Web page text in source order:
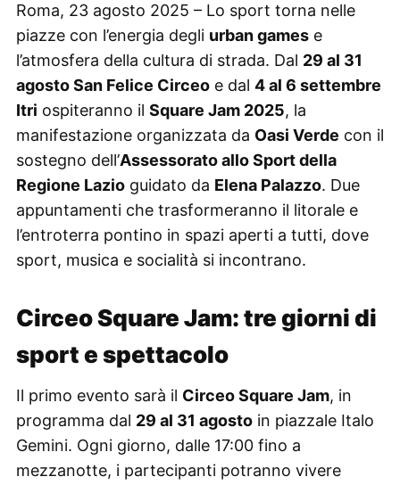
Roma, 23 agosto 2025 – Lo sport torna nelle
piazze con l’energia degli urban gamese
l’atmosfera della cultura di strada. Dal 29 al 31
agosto San Felice Circeoe dal 4 al 6 settembre
Itri ospiteranno il Square Jam 2025, la
manifestazione organizzata da Oasi Verde con il
sostegno dell’Assessorato allo Sport della
Regione Lazioguidato da Elena Palazzo. Due
appuntamenti che trasformeranno il litorale e
l’entroterra pontino in spazi aperti a tutti, dove
sport, musica e socialità si incontrano.
Circeo Square Jam: tre giorni di
sport e spettacolo
Il primo evento sarà il Circeo Square Jam, in
programma dal 29 al 31 agostoin piazzale Italo
Gemini. Ogni giorno, dalle 17:00 fino a
mezzanotte, i partecipanti potranno vivere